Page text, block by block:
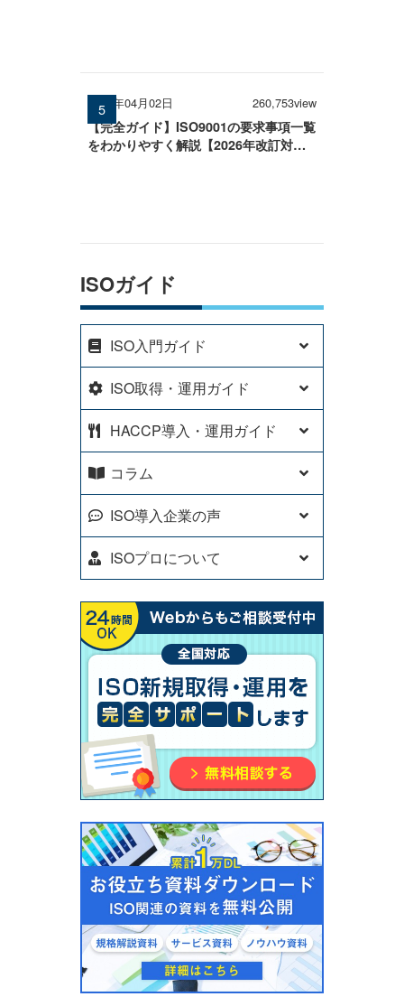
2026年04月02日 260,753view
【完全ガイド】ISO9001の要求事項一覧
をわかりやすく解説【2026年改訂対
ISOガイド
ISO入門ガイド
ISO取得・運用ガイド
HACCP導入・運用ガイド
コラム
ISO導入企業の声
ISOプロについて